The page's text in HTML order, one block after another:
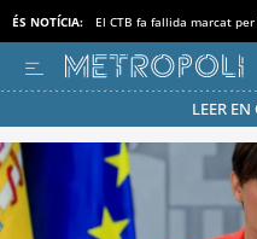
ÉS NOTÍCIA: El CTB fa fallida marcat
LEER
Passa’t al